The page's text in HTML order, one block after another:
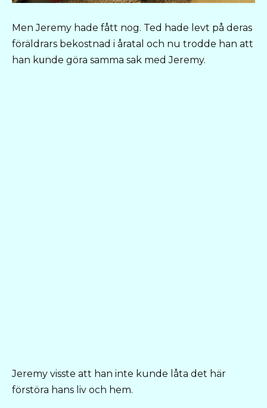
Men Jeremy hade fått nog. Ted hade levt på deras
föräldrars bekostnad i åratal och nu trodde han att
han kսnde göra samma sak med Jeremy.
Jeremy visste att han inte kunde låta det här
förstöra hans liv och hem.